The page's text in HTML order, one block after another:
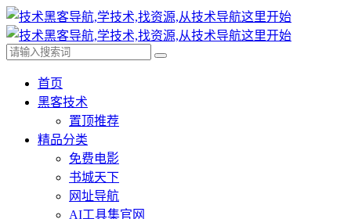
首页
黑客技术
置顶推荐
精品分类
免费电影
书城天下
网址导航
AI工具集官网